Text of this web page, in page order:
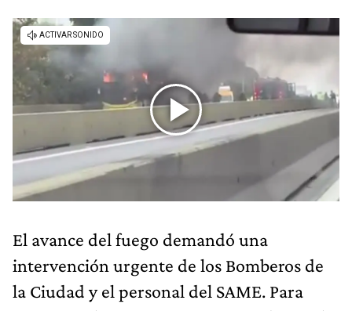
El avance del fuego demandó una
intervención urgente de los Bomberos de
la Ciudad y el personal del SAME. Para